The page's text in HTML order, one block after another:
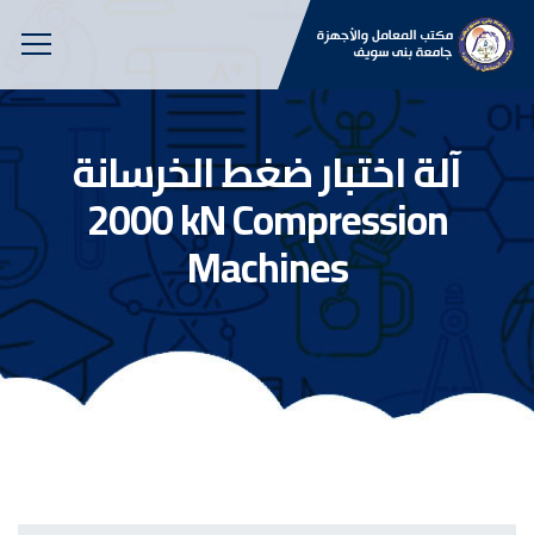
آلة اختبار ضغط الخرسانة
2000 kN Compression
Machines